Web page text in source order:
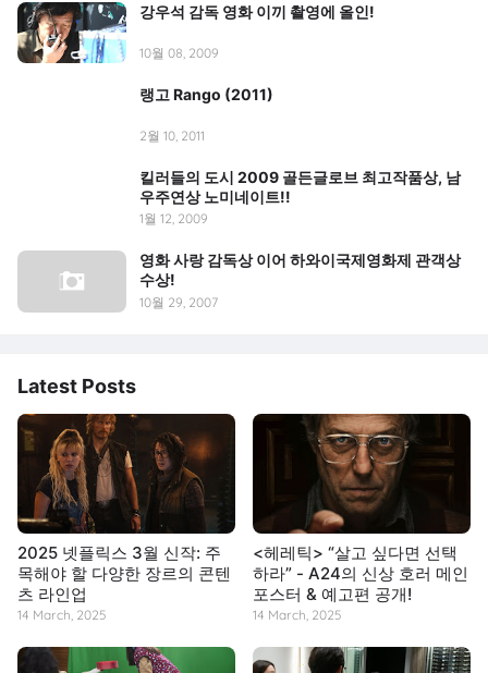
강우석 감독 영화 이끼 촬영에 올인!
10월 08, 2009
랭고 Rango (2011)
2월 10, 2011
킬러들의 도시 2009 골든글로브 최고작품상, 남
우주연상 노미네이트!!
1월 12, 2009
영화 사랑 감독상 이어 하와이국제영화제 관객상
수상!
10월 29, 2007
Latest Posts
2025 넷플릭스 3월 신작: 주
목해야 할 다양한 장르의 콘텐
츠 라인업
14 March, 2025
<헤레틱> “살고 싶다면 선택
하라” - A24의 신상 호러 메인
포스터 & 예고편 공개!
14 March, 2025